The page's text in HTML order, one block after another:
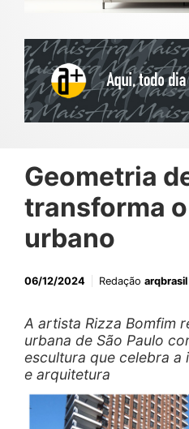
Geometria
transforma
urbano
06/12/2024 Redação arqbrasil
A artista Rizza Bomfim
urbana de São Paulo
escultura que celebra
e arquitetura